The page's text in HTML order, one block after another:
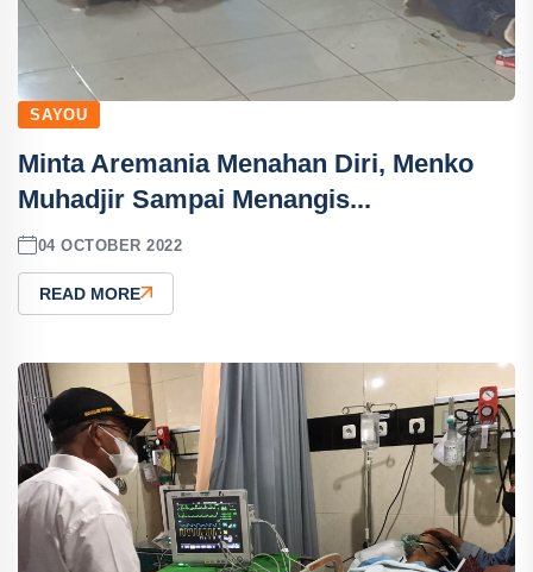
SAYOU
Minta Aremania Menahan Diri, Menko
Muhadjir Sampai Menangis...
04 OCTOBER 2022
READ MORE